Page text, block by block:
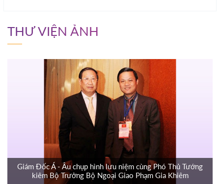
THƯ VIỆN ẢNH
Giám Đốc Á - Âu chụp hình lưu niệm cùng Phó Thủ Tướng
kiêm Bộ Trưởng Bộ Ngoại Giao Phạm Gia Khiêm